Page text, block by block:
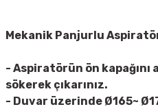
Mekanik Panjurlu
- Aspiratörün ön
sökerek çıkarınız.
- Duvar üzerinde Ø165~